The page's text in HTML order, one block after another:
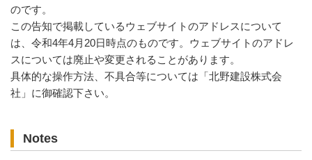
のです。
この告知で掲載しているウェブサイトのアドレスについて
は、令和4年4月20日時点のものです。ウェブサイトのアドレ
スについては廃止や変更されることがあります。
具体的な操作方法、不具合等については「北野建設株式会
社」に御確認下さい。
Notes